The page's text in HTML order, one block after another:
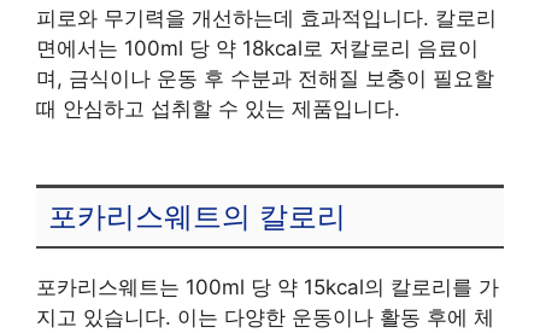
피로와 무기력을 개선하는데 효과적입니다. 칼로리
면에서는 100ml 당 약 18kcal로 저칼로리 음료이
며, 금식이나 운동 후 수분과 전해질 보충이 필요할
때 안심하고 섭취할 수 있는 제품입니다.
포카리스웨트의 칼로리
포카리스웨트는 100ml 당 약 15kcal의 칼로리를 가
지고 있습니다. 이는 다양한 운동이나 활동 후에 체